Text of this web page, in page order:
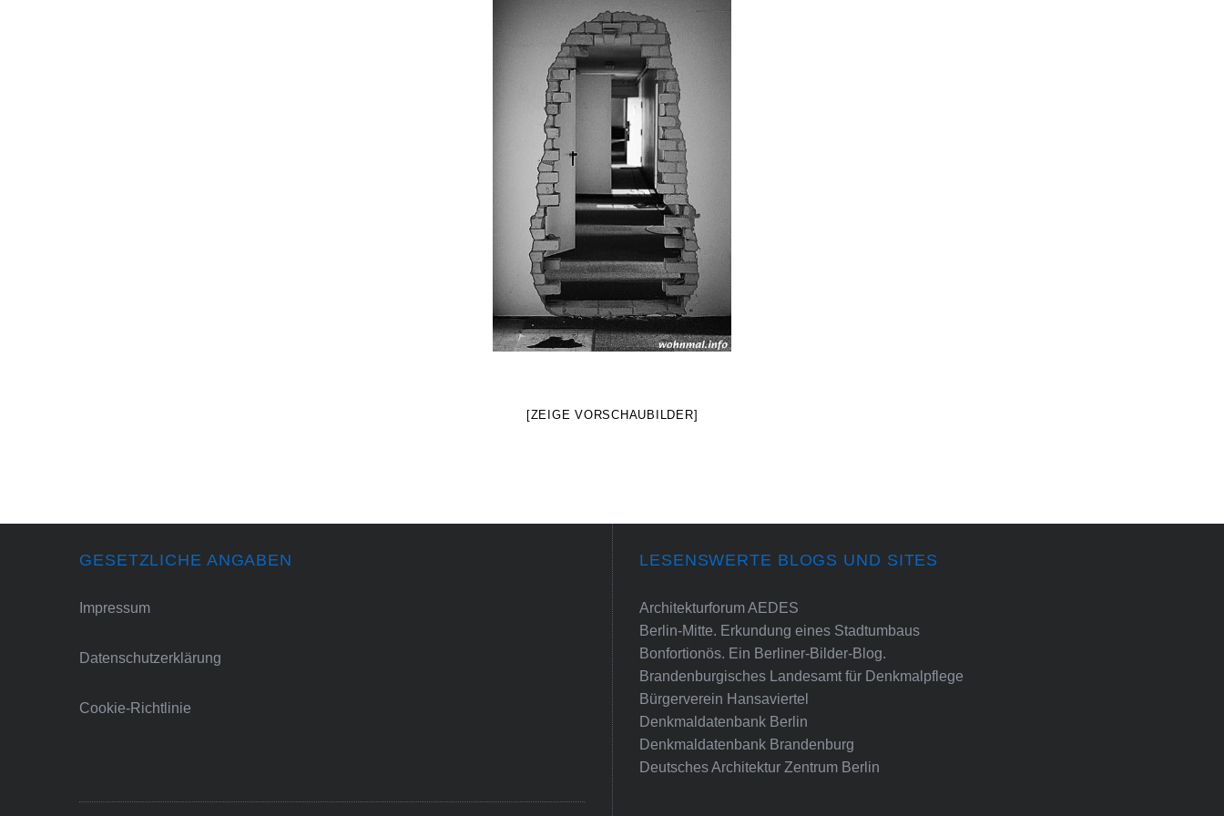
[ZEIGE VORSCHAUBILDER]
GESETZLICHE ANGABEN
Impressum
Datenschutzerklärung
Cookie-Richtlinie
LESENSWERTE BLOGS UND SITES
Architekturforum AEDES
Berlin-Mitte. Erkundung eines Stadtumbaus
Bonfortionös. Ein Berliner-Bilder-Blog.
Brandenburgisches Landesamt für Denkmalpflege
Bürgerverein Hansaviertel
Denkmaldatenbank Berlin
Denkmaldatenbank Brandenburg
Deutsches Architektur Zentrum Berlin